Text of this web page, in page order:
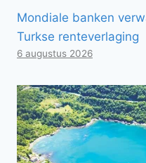
Mondiale banken
Turkse renteverlaging
6 augustus 2026